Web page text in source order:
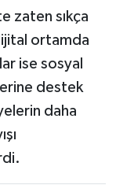
zaten sıkça
ortamda
ise sosyal
destek
daha